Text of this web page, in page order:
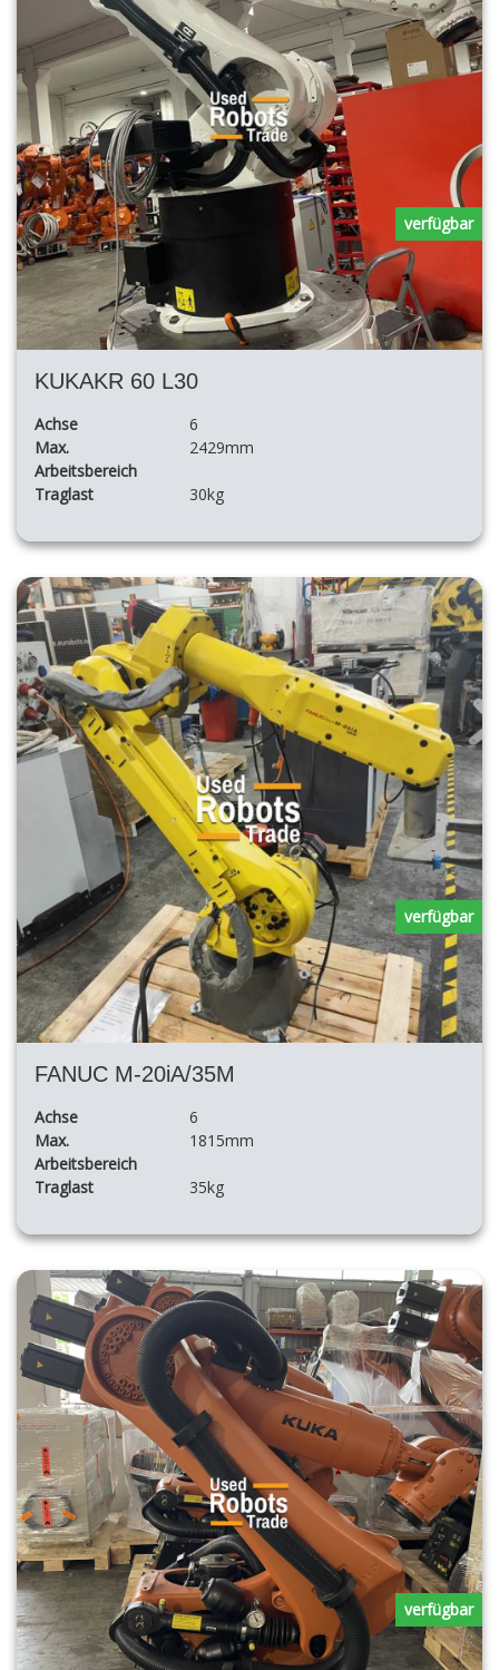
KUKAKR 60 L30
Achse
6
Max.
Arbeitsbereich
2429mm
Traglast 30kg
verfügbar
FANUC M-20iA/35M
Achse
6
Max.
Arbeitsbereich
1815mm
Traglast 35kg
verfügbar
verfügbar